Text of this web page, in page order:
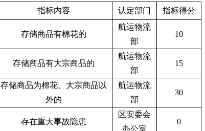
指标内容 认定部门 指标得分
存储商品有棉花的
航运物流
部
10
存储商品有大宗商品的
航运物流
部
15
存储商品为棉花、大宗商品以
外的
航运物流
部
30
存在重大事故隐患
区安委会
办公室
0